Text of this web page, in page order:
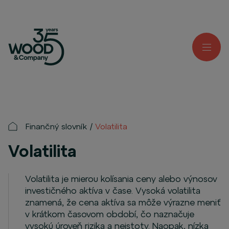
Finančný slovník Volatilita
Volatilita
Volatilita je mierou kolísania ceny alebo výnosov
investičného aktíva v čase. Vysoká volatilita
znamená, že cena aktíva sa môže výrazne meniť
v krátkom časovom období, čo naznačuje
vysokú úroveň rizika a neistoty. Naopak, nízka